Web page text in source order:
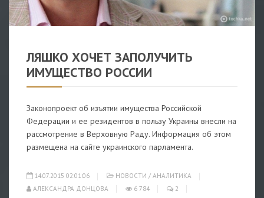
ЛЯШКО ХОЧЕТ ЗАПОЛУЧИТЬ
ИМУЩЕСТВО РОССИИ
Законопроект об изъятии имущества Российской
Федерации и ее резидентов в пользу Украины внесли на
рассмотрение в Верховную Раду. Информация об этом
размещена на сайте украинского парламента.
14.07.2015 02:01:06 НОВОСТИ / АНАЛИТИКА
АЛЕКСАНДРА ДОНЦОВА
6 784 2